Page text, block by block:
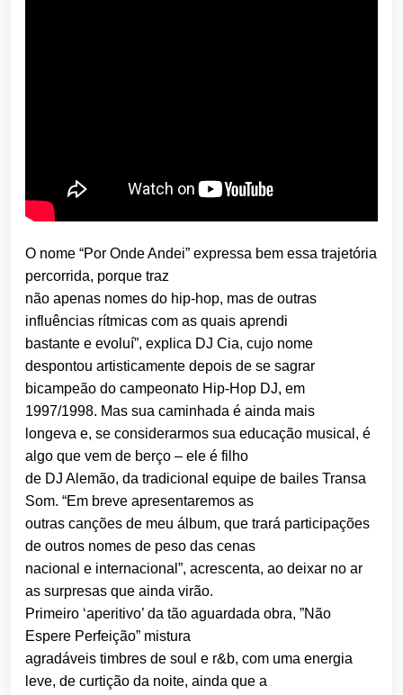
O nome “Por Onde Andei” expressa bem essa trajetória
percorrida, porque traz
não apenas nomes do hip-hop, mas de outras
influências rítmicas com as quais aprendi
bastante e evoluí”, explica DJ Cia, cujo nome
despontou artisticamente depois de se sagrar
bicampeão do campeonato Hip-Hop DJ, em
1997/1998. Mas sua caminhada é ainda mais
longeva e, se considerarmos sua educação musical, é
algo que vem de berço – ele é filho
de DJ Alemão, da tradicional equipe de bailes Transa
Som. “Em breve apresentaremos as
outras canções de meu álbum, que trará participações
de outros nomes de peso das cenas
nacional e internacional”, acrescenta, ao deixar no ar
as surpresas que ainda virão.
Primeiro ‘aperitivo’ da tão aguardada obra, ”Não
Espere Perfeição” mistura
agradáveis timbres de soul e r&b, com uma energia
leve, de curtição da noite, ainda que a